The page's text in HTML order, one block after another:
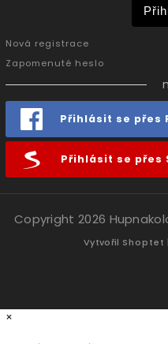
Nová registrace
Zapomenuté heslo
Přihlásit se přes
Přihlásit se přes
Copyright 2026
Vytvořil Shoptet
×